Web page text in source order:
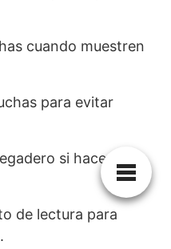
cuando muestren
para evitar
si hace
de lectura para